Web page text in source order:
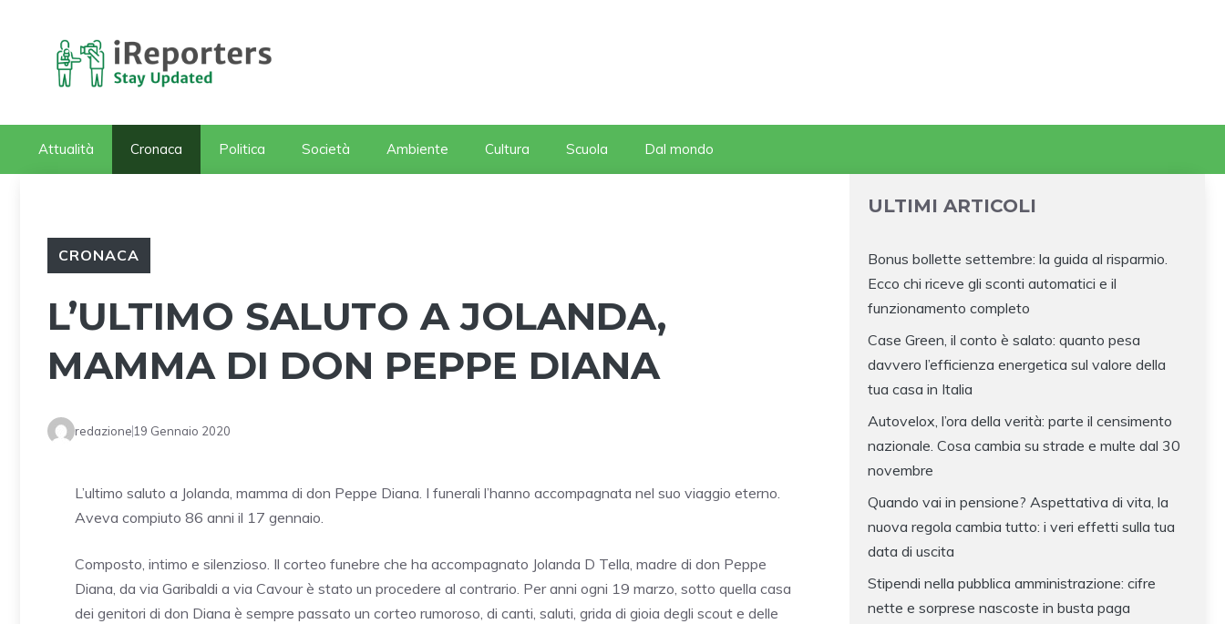
contenuto
Attualità Cronaca Politica Società Ambiente Cultura Scuola Dal mondo
CRONACA
L’ULTIMO SALUTO A JOLANDA,
MAMMA DI DON PEPPE DIANA
redazione 19 Gennaio 2020
L’ultimo saluto a Jolanda, mamma di don Peppe Diana. I funerali l’hanno accompagnata nel suo viaggio eterno.
Aveva compiuto 86 anni il 17 gennaio.
Composto, intimo e silenzioso. Il corteo funebre che ha accompagnato Jolanda D Tella, madre di don Peppe
Diana, da via Garibaldi a via Cavour è stato un procedere al contrario. Per anni ogni 19 marzo, sotto quella casa
dei genitori di don Diana è sempre passato un corteo rumoroso, di canti, saluti, grida di gioia degli scout e delle
ULTIMI ARTICOLI
Bonus bollette settembre: la guida al risparmio.
Ecco chi riceve gli sconti automatici e il
funzionamento completo
Case Green, il conto è salato: quanto pesa
davvero l’efficienza energetica sul valore della
tua casa in Italia
Autovelox, l’ora della verità: parte il censimento
nazionale. Cosa cambia su strade e multe dal 30
novembre
Quando vai in pensione? Aspettativa di vita, la
nuova regola cambia tutto: i veri effetti sulla tua
data di uscita
Stipendi nella pubblica amministrazione: cifre
nette e sorprese nascoste in busta paga